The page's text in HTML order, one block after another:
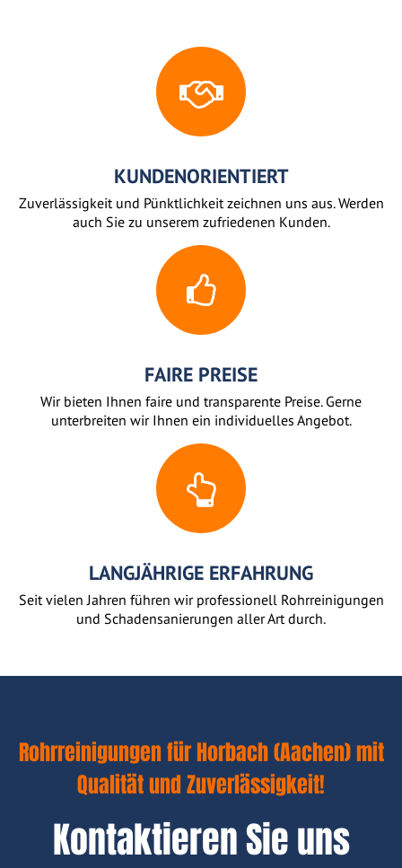
KUNDENORIENTIERT
Zuverlässigkeit und Pünktlichkeit zeichnen uns aus. Werden
auch Sie zu unserem zufriedenen Kunden.
FAIRE PREISE
Wir bieten Ihnen faire und transparente Preise. Gerne
unterbreiten wir Ihnen ein individuelles Angebot.
LANGJÄHRIGE ERFAHRUNG
Seit vielen Jahren führen wir professionell Rohrreinigungen
und Schadensanierungen aller Art durch.
Rohrreinigungen für Horbach (Aachen) mit
Qualität und Zuverlässigkeit!
Kontaktieren Sie uns